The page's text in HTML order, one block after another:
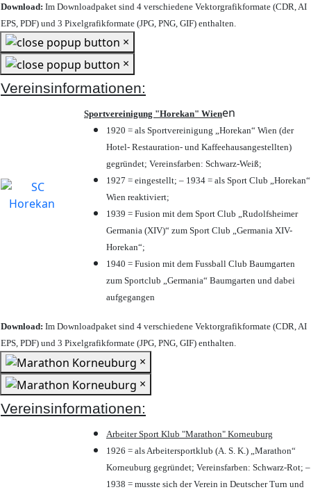
Download: Im Downloadpaket sind 4 verschiedene Vektorgrafikformate (CDR, AI
EPS, PDF) und 3 Pixelgrafikformate (JPG, PNG, GIF) enthalten.
×
×
Vereinsinformationen:
Sportvereinigung "Horekan" Wienen
1920 = als Sportvereinigung „Horekan“ Wien (der
Hotel- Restauration- und Kaffeehausangestellten)
gegründet; Vereinsfarben: Schwarz-Weiß;
1927 = eingestellt; – 1934 = als Sport Club „Horekan“
Wien reaktiviert;
1939 = Fusion mit dem Sport Club „Rudolfsheimer
Germania (XIV)“ zum Sport Club „Germania XIV-
Horekan“;
1940 = Fusion mit dem Fussball Club Baumgarten
zum Sportclub „Germania“ Baumgarten und dabei
aufgegangen
Download: Im Downloadpaket sind 4 verschiedene Vektorgrafikformate (CDR, AI
EPS, PDF) und 3 Pixelgrafikformate (JPG, PNG, GIF) enthalten.
×
×
Vereinsinformationen:
Arbeiter Sport Klub "Marathon" Korneuburg
1926 = als Arbeitersportklub (A. S. K.) „Marathon“
Korneuburg gegründet; Vereinsfarben: Schwarz-Rot; –
1938 = musste sich der Verein in Deutscher Turn und